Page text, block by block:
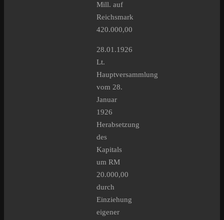
Mill. auf
Reichsmark
420.000,00
28.01.1926
Lt.
Hauptversammlung
vom 28.
Januar
1926
Herabsetzung
des
Kapitals
um RM
20.000,00
durch
Einziehung
eigener